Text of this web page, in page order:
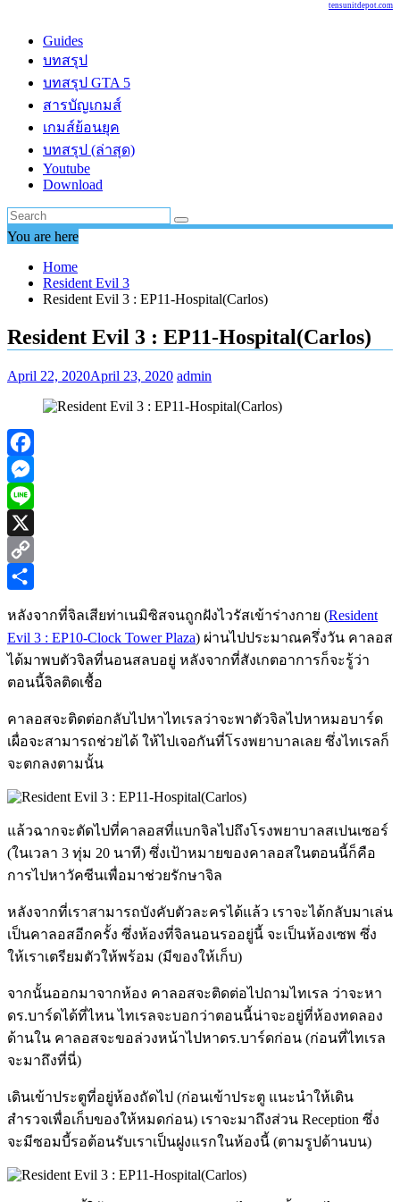
tensunitdepot.com
Guides
บทสรุป
บทสรุป GTA 5
สารบัญเกมส์
เกมส์ย้อนยุค
บทสรุป (ล่าสุด)
Youtube
Download
You are here
Home
Resident Evil 3
Resident Evil 3 : EP11-Hospital(Carlos)
Resident Evil 3 : EP11-Hospital(Carlos)
April 22, 2020April 23, 2020 admin
Facebook
Messenger
Line
X
Copy
หลังจากที่จิลเสียท่าเนมิซิสจนถูกฝังไวรัสเข้าร่างกาย (Resident
Evil 3 : EP10-Clock Tower Plaza) ผ่านไปประมาณครึ่งวัน คาลอส
ได้มาพบตัวจิลที่นอนสลบอยู่ หลังจากที่สังเกตอาการก็จะรู้ว่า
ตอนนี้จิลติดเชื้อ
คาลอสจะติดต่อกลับไปหาไทเรลว่าจะพาตัวจิลไปหาหมอบาร์ด
เผื่อจะสามารถช่วยได้ ให้ไปเจอกันที่โรงพยาบาลเลย ซึ่งไทเรลก็
จะตกลงตามนั้น
แล้วฉากจะตัดไปที่คาลอสที่แบกจิลไปถึงโรงพยาบาลสเปนเซอร์
(ในเวลา 3 ทุ่ม 20 นาที) ซึ่งเป้าหมายของคาลอสในตอนนี้ก็คือ
การไปหาวัคซีนเพื่อมาช่วยรักษาจิล
หลังจากที่เราสามารถบังคับตัวละครได้แล้ว เราจะได้กลับมาเล่น
เป็นคาลอสอีกครั้ง ซึ่งห้องที่จิลนอนรออยู่นี้ จะเป็นห้องเซพ ซึ่ง
ให้เราเตรียมตัวให้พร้อม (มีของให้เก็บ)
จากนั้นออกมาจากห้อง คาลอสจะติดต่อไปถามไทเรล ว่าจะหา
ดร.บาร์ดได้ที่ไหน ไทเรลจะบอกว่าตอนนี้น่าจะอยู่ที่ห้องทดลอง
ด้านใน คาลอสจะขอล่วงหน้าไปหาดร.บาร์ดก่อน (ก่อนที่ไทเรล
จะมาถึงที่นี่)
เดินเข้าประตูที่อยู่ห้องถัดไป (ก่อนเข้าประตู แนะนำให้เดิน
สำรวจเพื่อเก็บของให้หมดก่อน) เราจะมาถึงส่วน Reception ซึ่ง
จะมีซอมบี้รอต้อนรับเราเป็นฝูงแรกในห้องนี้ (ตามรูปด้านบน)